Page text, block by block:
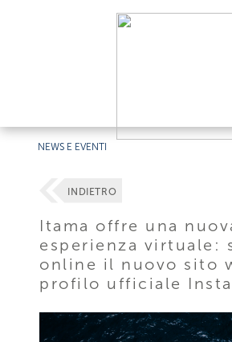
NEWS E EVENTI
INDIETRO
Itama offre una
esperienza virtuale:
online il nuovo sito
profilo ufficiale